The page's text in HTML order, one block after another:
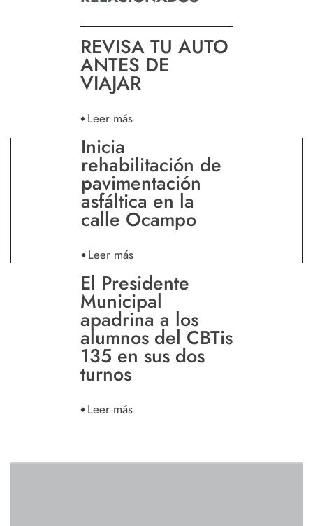
REVISA TU AUTO
ANTES DE
VIAJAR
Leer más
Inicia
rehabilitación de
pavimentación
asfáltica en la
calle Ocampo
Leer más
El Presidente
Municipal
apadrina a los
alumnos del CBTis
135 en sus dos
turnos
Leer más